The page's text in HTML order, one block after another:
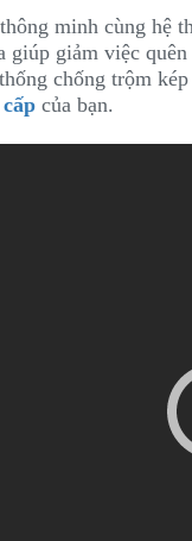
minh cùng hệ
giúp giảm việc
chống trộm
của bạn.